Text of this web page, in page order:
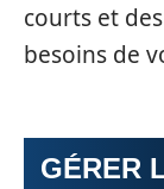
courts et
besoins de
GÉRER